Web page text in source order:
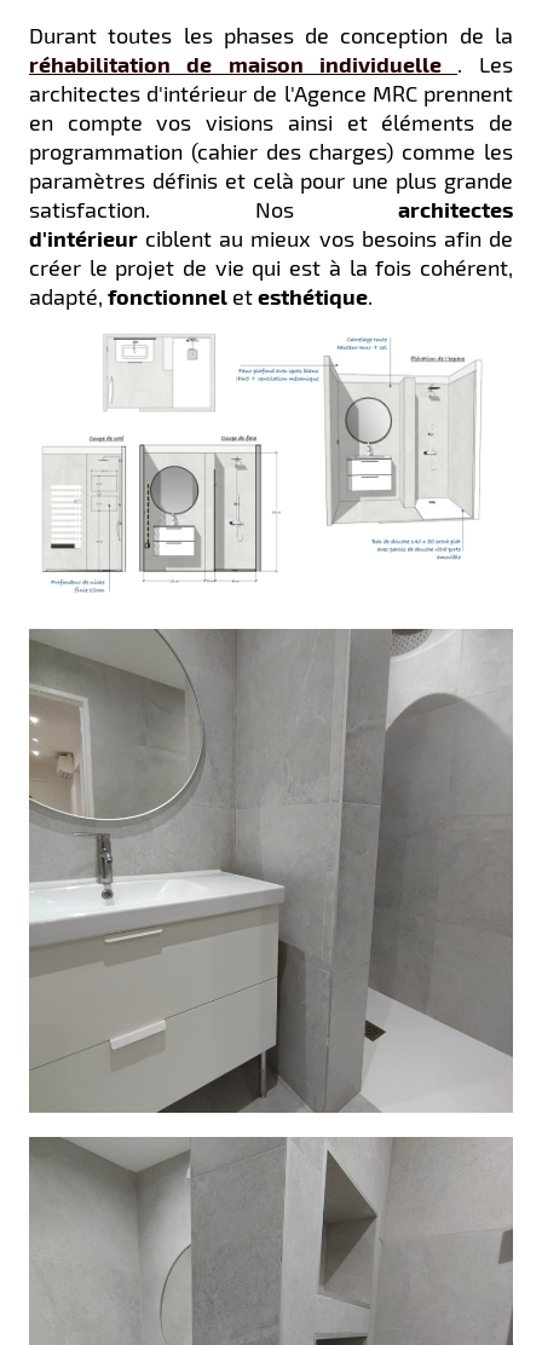
Durant toutes les phases de conception de la
réhabilitation de maison individuelle . Les
architectes d'intérieur de l'Agence MRC prennent
en compte vos visions ainsi et éléments de
programmation (cahier des charges) comme les
paramètres définis et celà pour une plus grande
satisfaction. Nos architectes
d'intérieur ciblent au mieux vos besoins afin de
créer le projet de vie qui est à la fois cohérent,
adapté, fonctionnel etesthétique.